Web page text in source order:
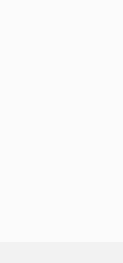
109R